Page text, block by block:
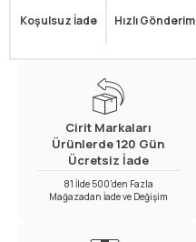
Koşulsuz İade Hızlı Gönderim
Cirit Markaları
Ürünlerde 120 Gün
Ücretsiz İade
81 İlde 500’den Fazla
Mağazadan İade ve Değişim